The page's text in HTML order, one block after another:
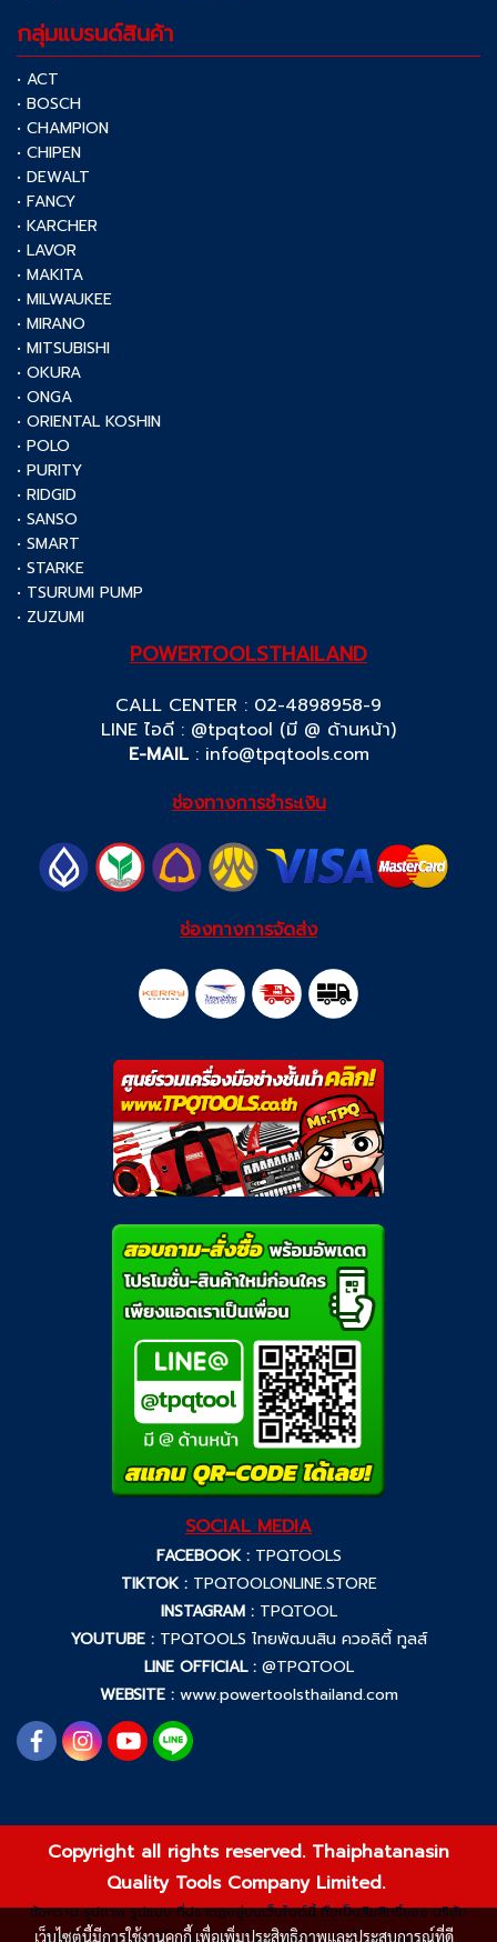
กลุ่มแบรนด์สินค้า
• ACT
• BOSCH
• CHAMPION
• CHIPEN
• DEWALT
• FANCY
• KARCHER
• LAVOR
• MAKITA
• MILWAUKEE
• MIRANO
• MITSUBISHI
• OKURA
• ONGA
• ORIENTAL KOSHIN
• POLO
• PURITY
• RIDGID
• SANSO
• SMART
• STARKE
• TSURUMI PUMP
• ZUZUMI
POWERTOOLSTHAILAND
CALL CENTER : 02-4898958-9
LINE ไอดี : @tpqtool (มี @ ด้านหน้า)
E-MAIL: info@tpqtools.com
ช่องทางการชำระเงิน
ช่องทางการจัดส่ง
SOCIAL MEDIA
FACEBOOK : TPQTOOLS
TIKTOK : TPQTOOLONLINE.STORE
INSTAGRAM : TPQTOOL
YOUTUBE : TPQTOOLS ไทยพัฒนสิน ควอลิตี้ ทูลส์
LINE OFFICIAL : @TPQTOOL
WEBSITE : www.powertoolsthailand.com
Copyright all rights reserved. Thaiphatanasin
Quality Tools Company Limited.
ข้อความ รูปภาพ รูปแบบ ที่ปรากฏอยู่บนเว็บไซต์นี้ ถือเป็นลิขสิทธิ์ของ บริษัท
ไทยพัฒนสิน ควอลิตี้ ทูลส์ จำกัด ห้ามมิให้ผู้ใดกระทำซ้ำ ลอกเลียนแบบ
เว็บไซต์นี้มีการใช้งานคุกกี้ เพื่อเพิ่มประสิทธิภาพและประสบการณ์ที่ดี